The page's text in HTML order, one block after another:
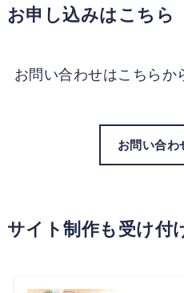
お申し込みはこちら
お問い合わせはこちらか
お問い合わ
サイト制作も受け付